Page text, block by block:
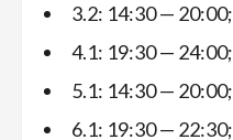
3.2: 14:30 — 20:00;
4.1: 19:30 — 24:00;
5.1: 14:30 — 20:00;
6.1: 19:30 — 22:30;